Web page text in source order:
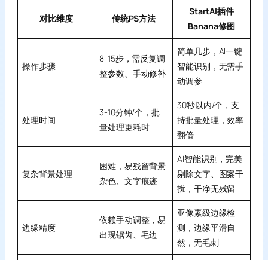
对比维度 传统PS方法
StartAI插件
Banana修图
操作步骤
8-15步，需反复调
整参数、手动修补
简单几步，AI一键
智能识别，无需手
动调参
处理时间
3-10分钟/个，批
量处理更耗时
30秒以内/个，支
持批量处理，效率
翻倍
复杂背景处理
困难，易残留背景
杂色、文字痕迹
AI智能识别，完美
剔除文字、图案干
扰，干净无残留
边缘精度
依赖手动调整，易
出现锯齿、毛边
亚像素级边缘检
测，边缘平滑自
然，无毛刺